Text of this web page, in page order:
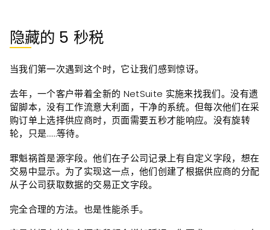
隐藏的 5 秒税
当我们第一次遇到这个时，它让我们感到惊讶。
去年，一个客户带着全新的 NetSuite 实施来找我们。没有遗
留脚本，没有工作流意大利面，干净的系统。但每次他们在采
购订单上选择供应商时，页面需要五秒才能响应。没有旋转
轮，只是……等待。
罪魁祸首是源字段。他们在子公司记录上有自定义字段，想在
交易中显示。为了实现这一点，他们创建了根据供应商的分配
从子公司获取数据的交易正文字段。
完全合理的方法。也是性能杀手。